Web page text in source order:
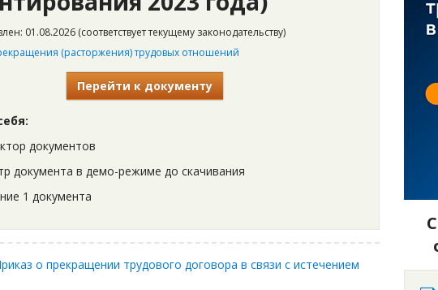
01.08.2026 (соответствует текущему законодательству)
(расторжения) трудовых отношений
Перейти к документу
документов
документа в демо-режиме до скачивания
1 документа
о прекращении трудового договора в связи с истечением